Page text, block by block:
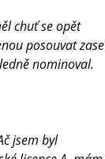
chuť se opět
posouvat zase
nominoval.
jsem byl